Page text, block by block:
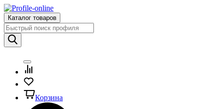
Каталог товаров
Корзина